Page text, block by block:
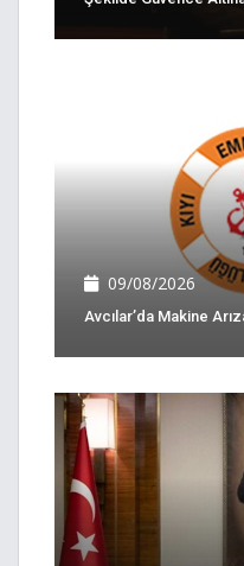
09/08/2026
Avcılar’da Makine